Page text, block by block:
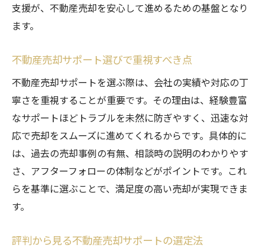
支援が、不動産売却を安心して進めるための基盤となり
ます。
不動産売却サポート選びで重視すべき点
不動産売却サポートを選ぶ際は、会社の実績や対応の丁
寧さを重視することが重要です。その理由は、経験豊富
なサポートほどトラブルを未然に防ぎやすく、迅速な対
応で売却をスムーズに進めてくれるからです。具体的に
は、過去の売却事例の有無、相談時の説明のわかりやす
さ、アフターフォローの体制などがポイントです。これ
らを基準に選ぶことで、満足度の高い売却が実現できま
す。
評判から見る不動産売却サポートの選定法